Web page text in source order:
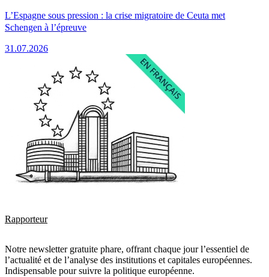
L’Espagne sous pression : la crise migratoire de Ceuta met
Schengen à l’épreuve
31.07.2026
Rapporteur
Notre newsletter gratuite phare, offrant chaque jour l’essentiel de
l’actualité et de l’analyse des institutions et capitales européennes.
Indispensable pour suivre la politique européenne.